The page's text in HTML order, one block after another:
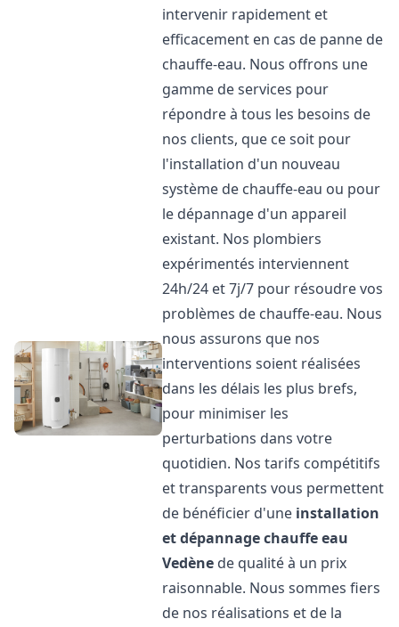
intervenir rapidement et
efficacement en cas de panne de
chauffe-eau. Nous offrons une
gamme de services pour
répondre à tous les besoins de
nos clients, que ce soit pour
l'installation d'un nouveau
système de chauffe-eau ou pour
le dépannage d'un appareil
existant. Nos plombiers
expérimentés interviennent
24h/24 et 7j/7 pour résoudre vos
problèmes de chauffe-eau. Nous
nous assurons que nos
interventions soient réalisées
dans les délais les plus brefs,
pour minimiser les
perturbations dans votre
quotidien. Nos tarifs compétitifs
et transparents vous permettent
de bénéficier d'une installation
et dépannage chauffe eau
Vedène de qualité à un prix
raisonnable. Nous sommes fiers
de nos réalisations et de la